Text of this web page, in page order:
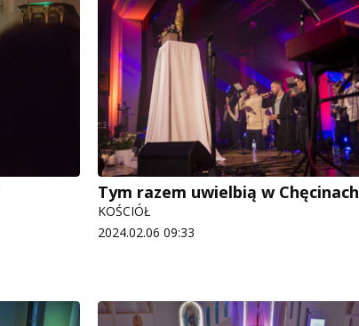
Tym razem uwielbią w Chęcinach
KOŚCIÓŁ
2024.02.06 09:33